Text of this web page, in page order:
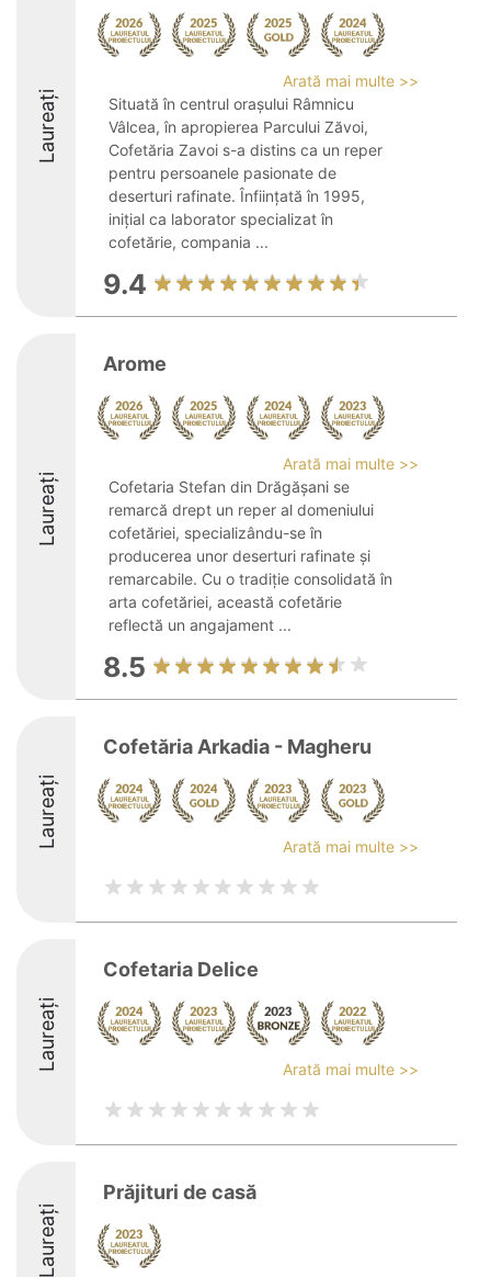
Laureați
Arată mai multe >>
Situată în centrul orașului Râmnicu
Vâlcea, în apropierea Parcului Zăvoi,
Cofetăria Zavoi s-a distins ca un reper
pentru persoanele pasionate de
deserturi rafinate. Înființată în 1995,
inițial ca laborator specializat în
cofetărie, compania ...
9.4
Laureați
Arome
Arată mai multe >>
Cofetaria Stefan din Drăgășani se
remarcă drept un reper al domeniului
cofetăriei, specializându-se în
producerea unor deserturi rafinate și
remarcabile. Cu o tradiție consolidată în
arta cofetăriei, această cofetărie
reflectă un angajament ...
8.5
Laureați
Cofetăria Arkadia - Magheru
Arată mai multe >>
Laureați
Cofetaria Delice
Arată mai multe >>
Laureați
Prăjituri de casă